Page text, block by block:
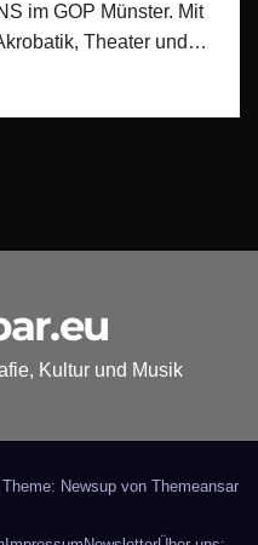
im GOP Münster. Mit
Theater und…
Kultur und Musik
Theme: Newsup von Themeansar